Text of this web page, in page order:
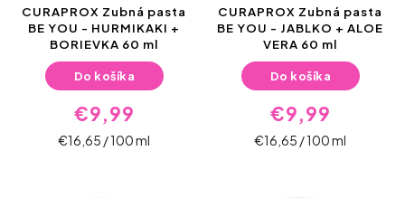
CURAPROX Zubná pasta
BE YOU - HURMIKAKI +
BORIEVKA 60 ml
€9,99
€16,65 / 100 ml
Do košíka
CURAPROX Zubná pasta
BE YOU - JABLKO + ALOE
VERA 60 ml
€9,99
€16,65 / 100 ml
Do košíka